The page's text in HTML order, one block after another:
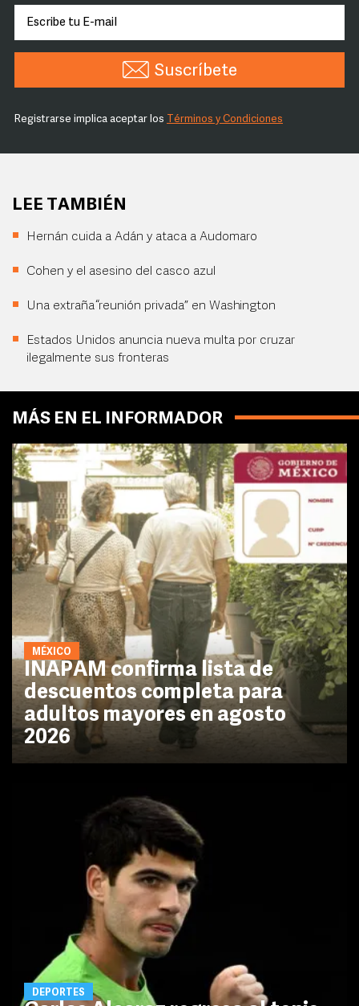
Suscríbete
Registrarse implica aceptar los Términos y Condiciones
LEE TAMBIÉN
Hernán cuida a Adán y ataca a Audomaro
Cohen y el asesino del casco azul
Una extraña “reunión privada” en Washington
Estados Unidos anuncia nueva multa por cruzar
ilegalmente sus fronteras
MÁS EN EL INFORMADOR
MÉXICO
INAPAM confirma lista de
descuentos completa para
adultos mayores en agosto
2026
DEPORTES